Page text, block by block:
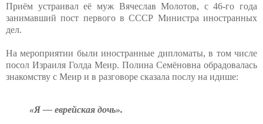
Приём устраивал её муж Вячеслав Молотов, с 46-го года
занимавший пост первого в СССР Министра иностранных
дел.
На мероприятии были иностранные дипломаты, в том числе
посол Израиля Голда Меир. Полина Семёновна обрадовалась
знакомству с Меир и в разговоре сказала послу на идише:
«Я — еврейская дочь».